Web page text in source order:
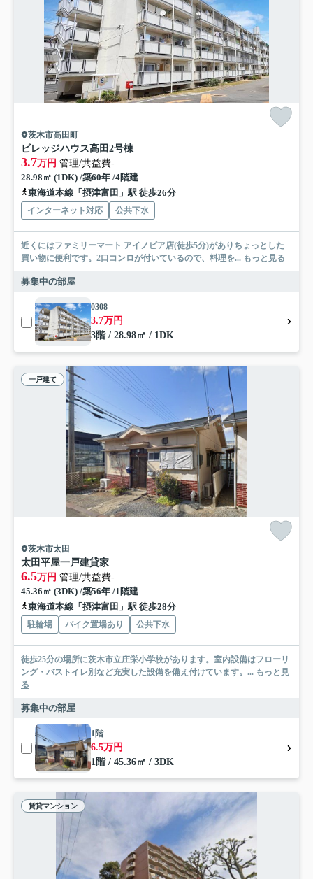
茨木市高田町
ビレッジハウス高田2号棟
3.7万円 管理/共益費-
28.98㎡ (1DK) /築60年 /4階建
東海道本線「摂津富田」駅 徒歩26分
インターネット対応 公共下水
近くにはファミリーマート アイノピア店(徒歩5分)がありちょっとした
買い物に便利です。2口コンロが付いているので、料理を... もっと見る
募集中の部屋
0308
3.7万円
3階 / 28.98㎡ / 1DK
一戸建て
茨木市太田
太田平屋一戸建貸家
6.5万円 管理/共益費-
45.36㎡ (3DK) /築56年 /1階建
東海道本線「摂津富田」駅 徒歩28分
駐輪場 バイク置場あり 公共下水
徒歩25分の場所に茨木市立庄栄小学校があります。室内設備はフローリ
ング・バストイレ別など充実した設備を備え付けています。... もっと見
る
募集中の部屋
1階
6.5万円
1階 / 45.36㎡ / 3DK
賃貸マンション